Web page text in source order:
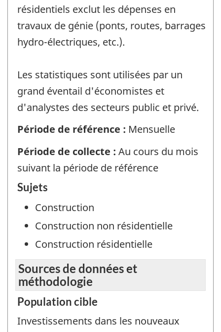
résidentiels exclut les dépenses en
travaux de génie (ponts, routes, barrages
hydro-électriques, etc.).
Les statistiques sont utilisées par un
grand éventail d'économistes et
d'analystes des secteurs public et privé.
Période de référence : Mensuelle
Période de collecte : Au cours du mois
suivant la période de référence
Sujets
Construction
Construction non résidentielle
Construction résidentielle
Sources de données et
méthodologie
Population cible
Investissements dans les nouveaux